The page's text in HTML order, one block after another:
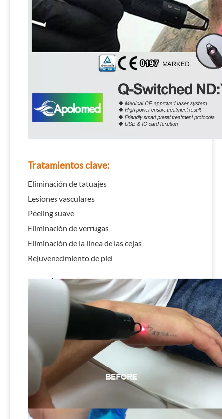
Tratamientos clave:
Eliminación de tatuajes
Lesiones vasculares
Peeling suave
Eliminación de verrugas
Eliminación de la línea de las cejas
Rejuvenecimiento de piel